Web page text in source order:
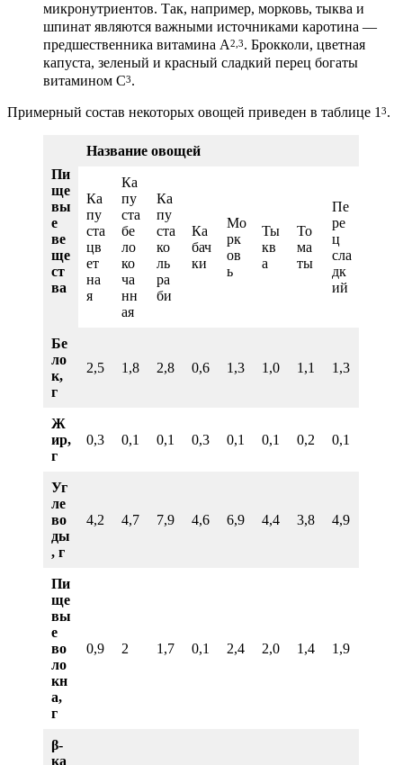
микронутриентов. Так, например, морковь, тыква и
шпинат являются важными источниками каротина —
предшественника витамина A2,3. Брокколи, цветная
капуста, зеленый и красный сладкий перец богаты
витамином C3.
Примерный состав некоторых овощей приведен в таблице 1 3.
Пи
ще
вы
е
ве
ще
ст
ва
Название овощей
Ка
пу
ста
цв
ет
на
я
Ка
пу
ста
бе
ло
ко
ча
нн
ая
Ка
пу
ста
ко
ль
ра
би
Ка
бач
ки
Мо
рк
ов
ь
Ты
кв
а
То
ма
ты
Пе
ре
ц
сла
дк
ий
Бе
ло
к,
г
2,5 1,8 2,8 0,6 1,3 1,0 1,1 1,3
Ж
ир,
г
0,3 0,1 0,1 0,3 0,1 0,1 0,2 0,1
Уг
ле
во
ды
, г
4,2 4,7 7,9 4,6 6,9 4,4 3,8 4,9
Пи
ще
вы
е
во
ло
кн
а,
г
0,9 2 1,7 0,1 2,4 2,0 1,4 1,9
β-
ка